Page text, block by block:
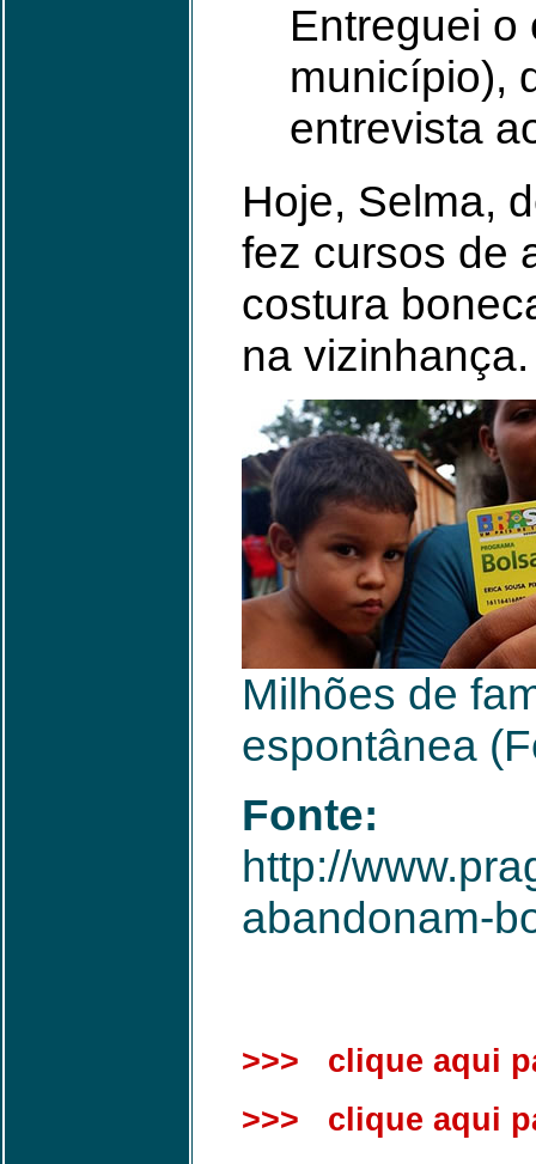
Entreguei o
município),
entrevista
Hoje, Selma,
fez cursos de
costura
na vizinhança.
Milhões de
espontânea
Fonte:
http://
abandonam-
>>> clique aqui
>>> clique aqui